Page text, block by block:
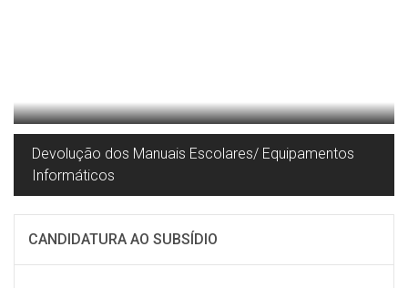
Devolução dos Manuais Escolares/ Equipamentos
Informáticos
CANDIDATURA AO SUBSÍDIO